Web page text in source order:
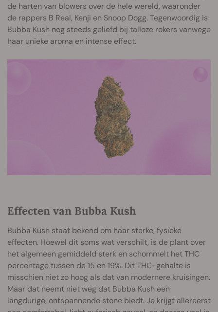
de harten van blowers over de hele wereld, waaronder
de rappers B Real, Kenji en Snoop Dogg. Tegenwoordig is
Bubba Kush nog steeds geliefd bij talloze rokers vanwege
haar unieke aroma en intense effect.
Effecten van Bubba Kush
Bubba Kush staat bekend om haar sterke, fysieke
effecten. Hoewel dit soms wat verschilt, is de plant over
het algemeen gemiddeld sterk en schommelt het THC
percentage tussen de 15 en 19%. Dit THC-gehalte is
misschien niet zo hoog als dat van modernere kruisingen.
Maar dat neemt niet weg dat Bubba Kush een
langdurige, ontspannende stone biedt. Je krijgt allereerst